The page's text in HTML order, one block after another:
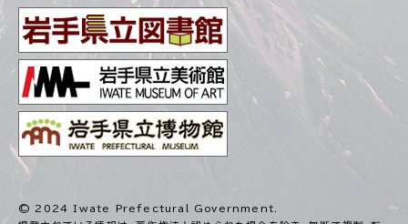
© 2024 Iwate Prefectural Government.